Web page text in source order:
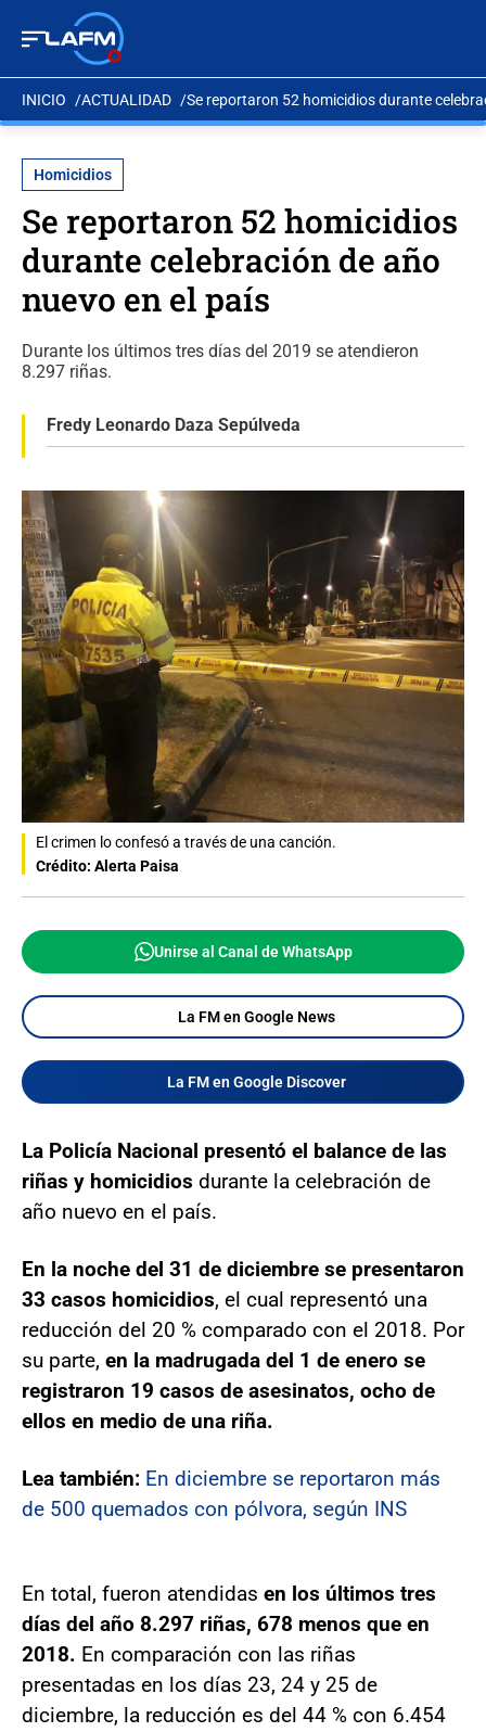
INICIO ACTUALIDAD Se reportaron 52 homicidios durante
Homicidios
Se reportaron 52 homicidios
durante celebración de año
nuevo en el país
Durante los últimos tres días del 2019 se atendieron
8.297 riñas.
Fredy Leonardo Daza Sepúlveda
El crimen lo confesó a través de una canción.
Crédito: Alerta Paisa
Unirse al Canal de WhatsApp
La FM en Google News
La FM en Google Discover
La Policía Nacional presentó el balance de las
riñas y homicidios durante la celebración de
año nuevo en el país.
En la noche del 31 de diciembre se presentaron
33 casos homicidios, el cual representó una
reducción del 20 % comparado con el 2018. Por
su parte, en la madrugada del 1 de enero se
registraron 19 casos de asesinatos, ocho de
ellos en medio de una riña.
Lea también: En diciembre se reportaron más
de 500 quemados con pólvora, según INS
En total, fueron atendidas en los últimos tres
días del año 8.297 riñas, 678 menos que en
2018. En comparación con las riñas
presentadas en los días 23, 24 y 25 de
diciembre, la reducción es del 44 % con 6.454